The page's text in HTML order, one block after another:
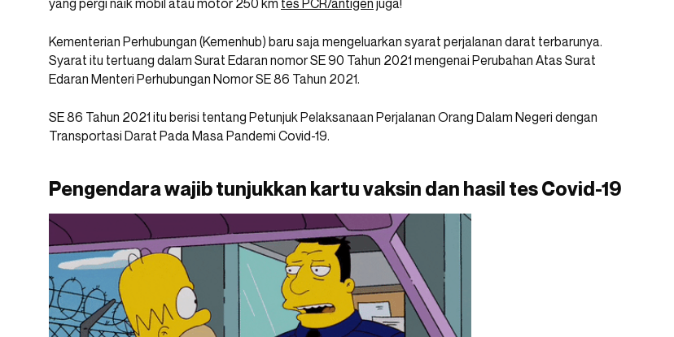
yang pergi naik mobil atau motor 250 km tes PCR/antigen juga!
Kementerian Perhubungan (Kemenhub) baru saja mengeluarkan syarat perjalanan darat terbarunya.
Syarat itu tertuang dalam Surat Edaran nomor SE 90 Tahun 2021 mengenai Perubahan Atas Surat
Edaran Menteri Perhubungan Nomor SE 86 Tahun 2021.
SE 86 Tahun 2021 itu berisi tentang Petunjuk Pelaksanaan Perjalanan Orang Dalam Negeri dengan
Transportasi Darat Pada Masa Pandemi Covid-19.
Pengendara wajib tunjukkan kartu vaksin dan hasil tes Covid-19